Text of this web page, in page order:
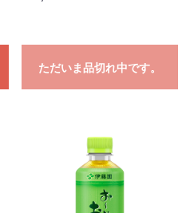
ただいま品切れ中です。